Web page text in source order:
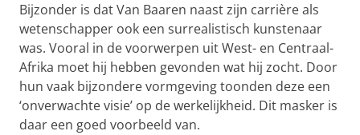
Bijzonder is dat Van Baaren naast zijn carrière als
wetenschapper ook een surrealistisch kunstenaar
was. Vooral in de voorwerpen uit West- en Centraal-
Afrika moet hij hebben gevonden wat hij zocht. Door
hun vaak bijzondere vormgeving toonden deze een
‘onverwachte visie’ op de werkelijkheid. Dit masker is
daar een goed voorbeeld van.